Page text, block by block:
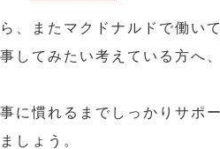
、またマクドナルドで働い
してみたい考えている方へ
に慣れるまでしっかりサポ
しょう。